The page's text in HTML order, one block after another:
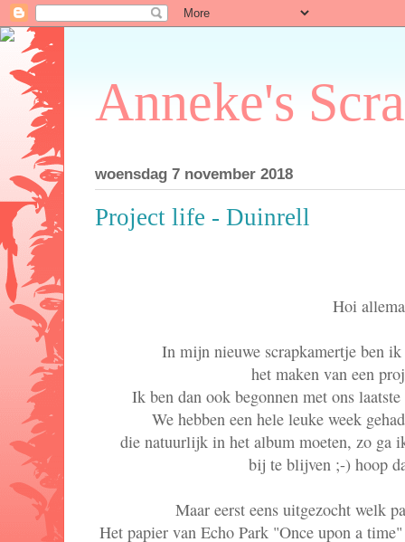
Anneke's
woensdag 7 november 2018
Project life - Duinrell
Hoi
In mijn nieuwe scrapkamertje ben
het maken van een
Ik ben dan ook begonnen met ons
We hebben een hele leuke week
die natuurlijk in het album moeten, zo ga
bij te blijven ;-) hoop
Maar eerst eens uitgezocht welk
Het papier van Echo Park "Once upon a